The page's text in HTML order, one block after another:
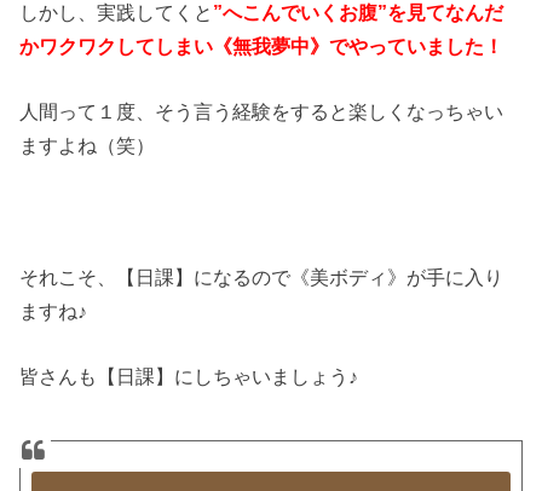
しかし、実践してくと ”へこんでいくお腹”を見てなんだ
かワクワクしてしまい《無我夢中》でやっていました！
人間って１度、そう言う経験をすると楽しくなっちゃい
ますよね（笑）
それこそ、【日課】になるので《美ボディ》が手に入り
ますね♪
皆さんも【日課】にしちゃいましょう♪